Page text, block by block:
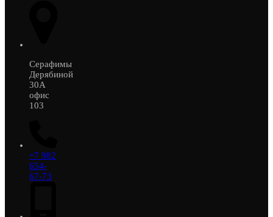
Серафимы
Дерябиной
30А
офис
103
+7 982
654-
67-73